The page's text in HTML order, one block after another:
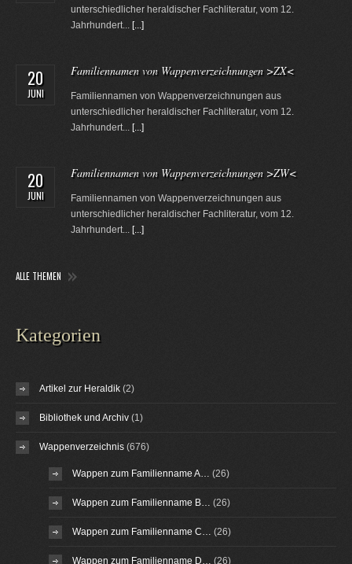
unterschiedlicher heraldischer Fachliteratur, vom 12.
Jahrhundert... [...]
20
JUNI
Familiennamen von Wappenverzeichnungen >ZX<
Familiennamen von Wappenverzeichnungen aus
unterschiedlicher heraldischer Fachliteratur, vom 12.
Jahrhundert... [...]
20
JUNI
Familiennamen von Wappenverzeichnungen >ZW<
Familiennamen von Wappenverzeichnungen aus
unterschiedlicher heraldischer Fachliteratur, vom 12.
Jahrhundert... [...]
ALLE THEMEN
Kategorien
Artikel zur Heraldik (2)
Bibliothek und Archiv (1)
Wappenverzeichnis (676)
Wappen zum Familienname A… (26)
Wappen zum Familienname B… (26)
Wappen zum Familienname C… (26)
Wappen zum Familienname D… (26)